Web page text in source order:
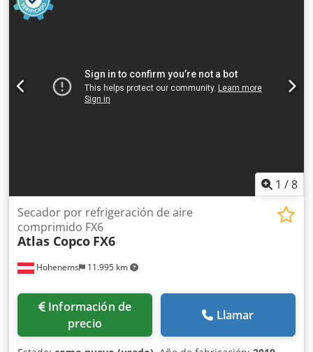
1 /8
Hohenems 11.995 km
Secador por refrigeración de aire
comprimido FX6
Atlas Copco FX6
Información de
precio
Llamar